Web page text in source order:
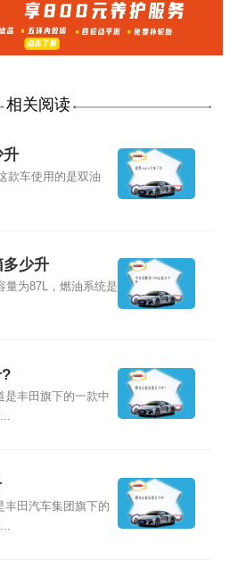
相关阅读
升
款车使用的是双油
多少升
量为87L，燃油系统是
是丰田旗下的一款中
丰田汽车集团旗下的